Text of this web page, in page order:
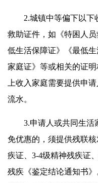
2.城镇中等偏下以下
救助证件，如《特困人
低生活保障证》《最低
家庭证》等或相关的证
上收入家庭需要提供申
流水。
3.申请人或共同生活
免优惠的，须提供残联
疾证、3-4级精神残疾证
残疾《鉴定结论通知书